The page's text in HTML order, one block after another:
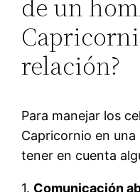
de un
relación?
Para manejar los
Capricornio en
tener en cuenta
1. Comunicación